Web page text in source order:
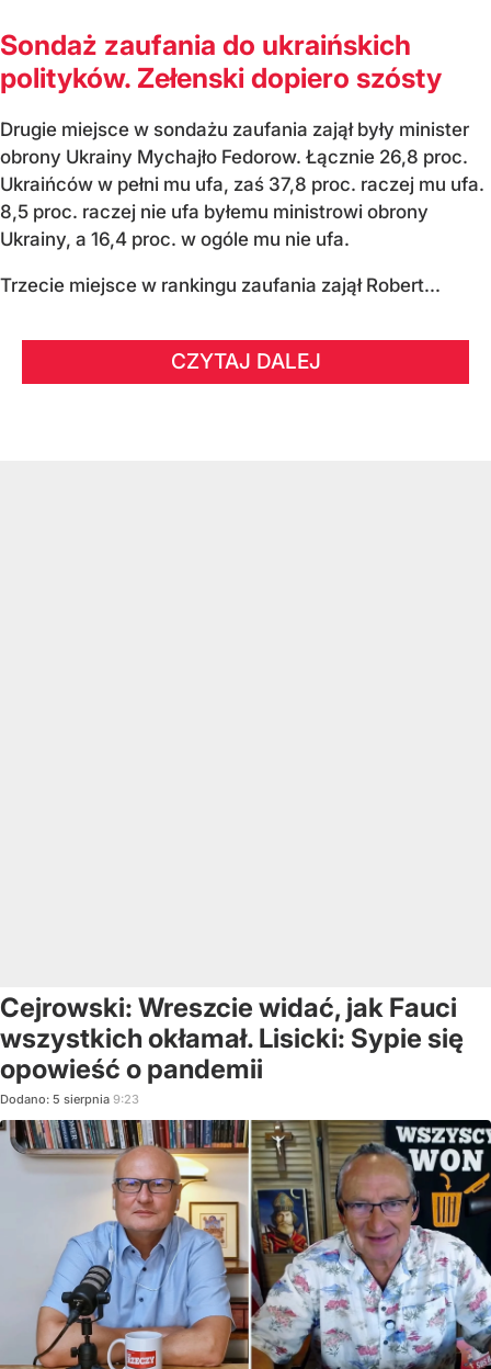
Sondaż zaufania do ukraińskich
polityków. Zełenski dopiero szósty
Drugie miejsce w sondażu zaufania zajął były minister
obrony Ukrainy Mychajło Fedorow. Łącznie 26,8 proc.
Ukraińców w pełni mu ufa, zaś 37,8 proc. raczej mu ufa.
8,5 proc. raczej nie ufa byłemu ministrowi obrony
Ukrainy, a 16,4 proc. w ogóle mu nie ufa.
Trzecie miejsce w rankingu zaufania zajął Robert...
CZYTAJ DALEJ
Cejrowski: Wreszcie widać, jak Fauci
wszystkich okłamał. Lisicki: Sypie się
opowieść o pandemii
Dodano: 5 sierpnia 9:23